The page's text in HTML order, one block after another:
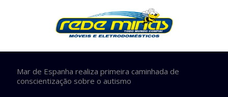
Mar de Espanha realiza primeira caminhada de
conscientização sobre o autismo